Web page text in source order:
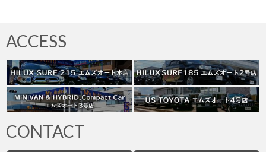
ACCESS
CONTACT